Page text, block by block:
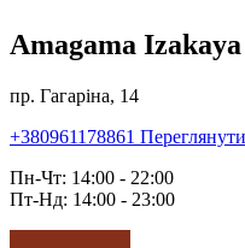
Amagama Izakaya
пр. Гагаріна, 14
+380961178861
Пн-Чт: 14:00 - 22:00
Пт-Нд: 14:00 - 23:00